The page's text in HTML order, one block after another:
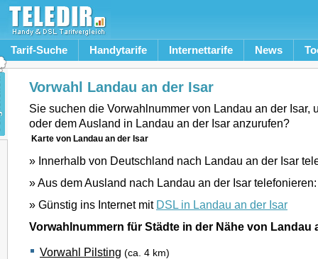
Tarif-Suche Handytarife Internettarife News
Vorwahl Landau an der Isar
Sie suchen die Vorwahlnummer von Landau an der Isar,
oder dem Ausland in Landau an der Isar anzurufen?
Karte von Landau an der Isar
» Innerhalb von Deutschland nach Landau an der Isar
» Aus dem Ausland nach Landau an der Isar
» Günstig ins Internet mit DSL in Landau an der Isar
Vorwahlnummern für Städte in der Nähe von Landau
Vorwahl Pilsting (ca. 4 km)